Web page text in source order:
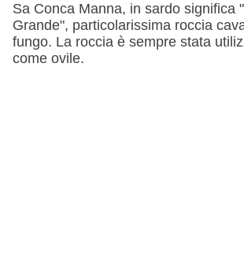
Sa Conca Manna, in sardo significa
Grande", particolarissima roccia
fungo. La roccia è sempre stata
come ovile.